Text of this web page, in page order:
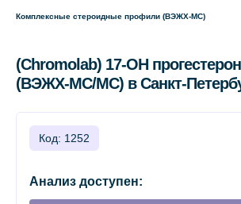
Комплексные стероидные профили (ВЭЖХ-МС)
(Chromolab) 17-ОН
(ВЭЖХ-МС/МС) в Санкт-
Код: 1252
Анализ доступен: